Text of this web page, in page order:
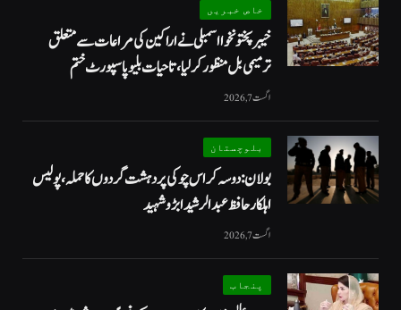
خاص خبریں
خیبرپختونخوا اسمبلی نے اراکین کی مراعات سے متعلق
ترمیمی بل منظور کر لیا، تاحیات بلیو پاسپورٹ ختم
اگست 7, 2026
بلوچستان
بولان: دوسہ کراس چوکی پر دہشت گردوں کا حملہ، پولیس
اہلکار حافظ عبدالرشید ابڑو شہید
اگست 7, 2026
پنجاب